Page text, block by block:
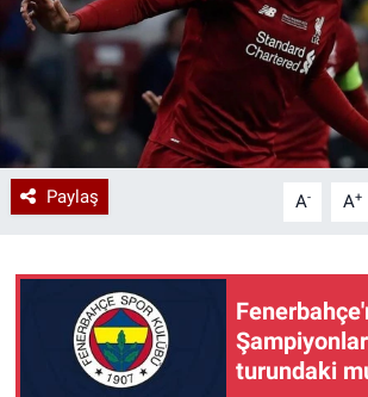
Paylaş A- A+
turundaki
Erişim Bilgileri
Sağlık
Teknoloji
Ramazan